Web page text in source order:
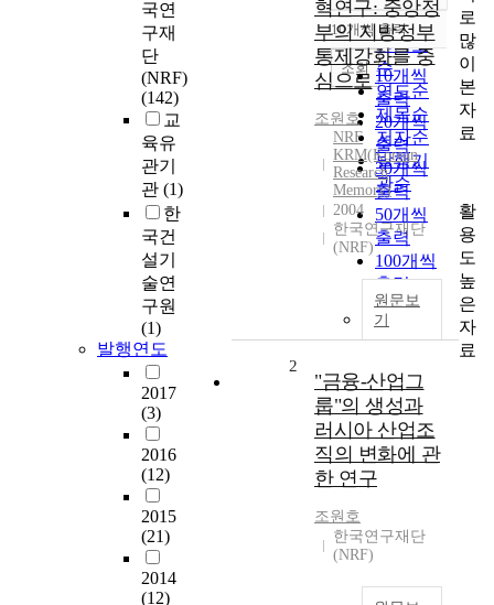
국연
구재
단
(NRF)
(142)
교
육유
관기
관 (1)
한
국건
설기
술연
구원
(1)
발행연도
2017
(3)
2016
(12)
2015
(21)
2014
(12)
순
인기도
순
연도순
제목순
저자순
발행기
관순
내림차순
10개씩 출력
10개씩
출력
20개씩
출력
30개씩
출력
50개씩
출력
100개씩
출력
조회
혁연구: 중앙정
부의 지방정부
통제강화를 중
심으로
조원호
NRF
KRM(Korean
Research
Memory)
2004
한국연구재단
(NRF)
원문보
기
2
"금융-산업그
룹"의 생성과
러시아 산업조
직의 변화에 관
한 연구
조원호
한국연구재단
(NRF)
로
많
이
본
자
료
활
용
도
높
은
자
료